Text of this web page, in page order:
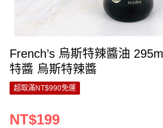
French’s 烏斯特辣醬油 295ml /
特醬 烏斯特辣醬
超取滿NT$990免運
NT$199